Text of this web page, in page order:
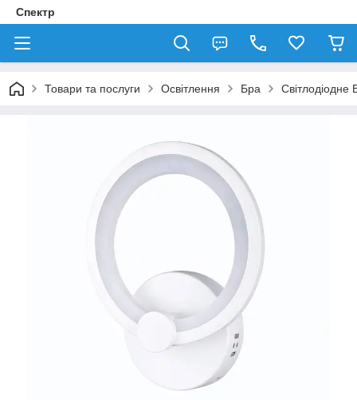
Спектр
Товари та послуги Освітлення Бра Світлодіодне